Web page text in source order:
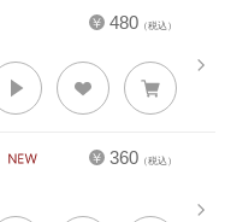
480 （税込）
360 （税込）